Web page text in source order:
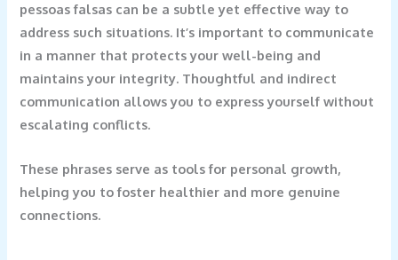
pessoas falsas can be a subtle yet effective way to
address such situations. It’s important to communicate
in a manner that protects your well-being and
maintains your integrity. Thoughtful and indirect
communication allows you to express yourself without
escalating conflicts.
These phrases serve as tools for personal growth,
helping you to foster healthier and more genuine
connections.